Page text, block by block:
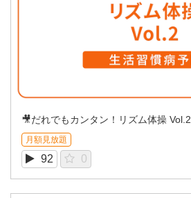
🎥だれでもカンタン！リズム体操 Vol.2
月額見放題
92 0